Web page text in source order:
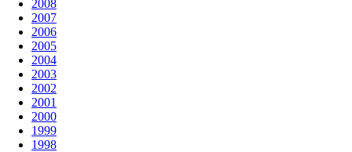
2008
2007
2006
2005
2004
2003
2002
2001
2000
1999
1998